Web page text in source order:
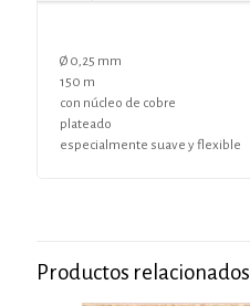
Ø 0,25 mm
150 m
con núcleo de cobre
plateado
especialmente suave y flexible
Productos relacionados